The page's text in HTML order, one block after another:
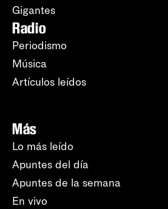
Gigantes
Radio
Periodismo
Música
Artículos leídos
Más
Lo más leído
Apuntes del día
Apuntes de la semana
En vivo